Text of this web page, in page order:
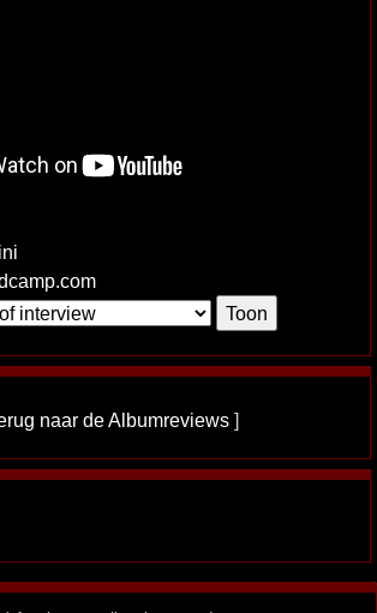
naar de Albumreviews ]